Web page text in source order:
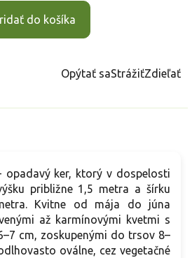
do košíka
Opýtať saStrážiťZdieľať
ker, ktorý v dospelosti
približne 1,5 metra a šírku
Kvitne od mája do júna
až karmínovými kvetmi s
cm, zoskupenými do trsov 8–
oválne, cez vegetačné